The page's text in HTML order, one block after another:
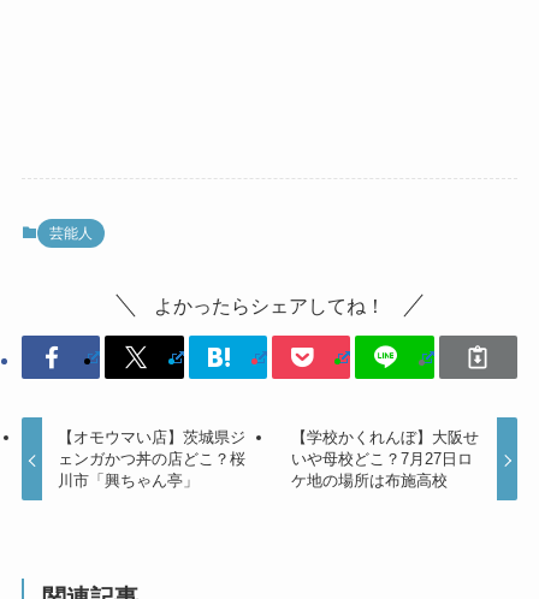
芸能人
よかったらシェアしてね！
【オモウマい店】茨城県ジ
ェンガかつ丼の店どこ？桜
川市「興ちゃん亭」
【学校かくれんぼ】大阪せ
いや母校どこ？7月27日ロ
ケ地の場所は布施高校